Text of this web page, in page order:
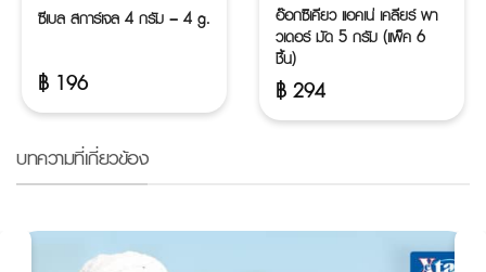
ซีเบล สการ์เจล 4 กรัม – 4 g.
฿ 196
อ๊อกซิเคียว แอคเน่ เคลียร์ พา
วเดอร์ มัด 5 กรัม (แพ็ค 6
ชิ้น)
฿294
บทความที่เกี่ยวข้อง